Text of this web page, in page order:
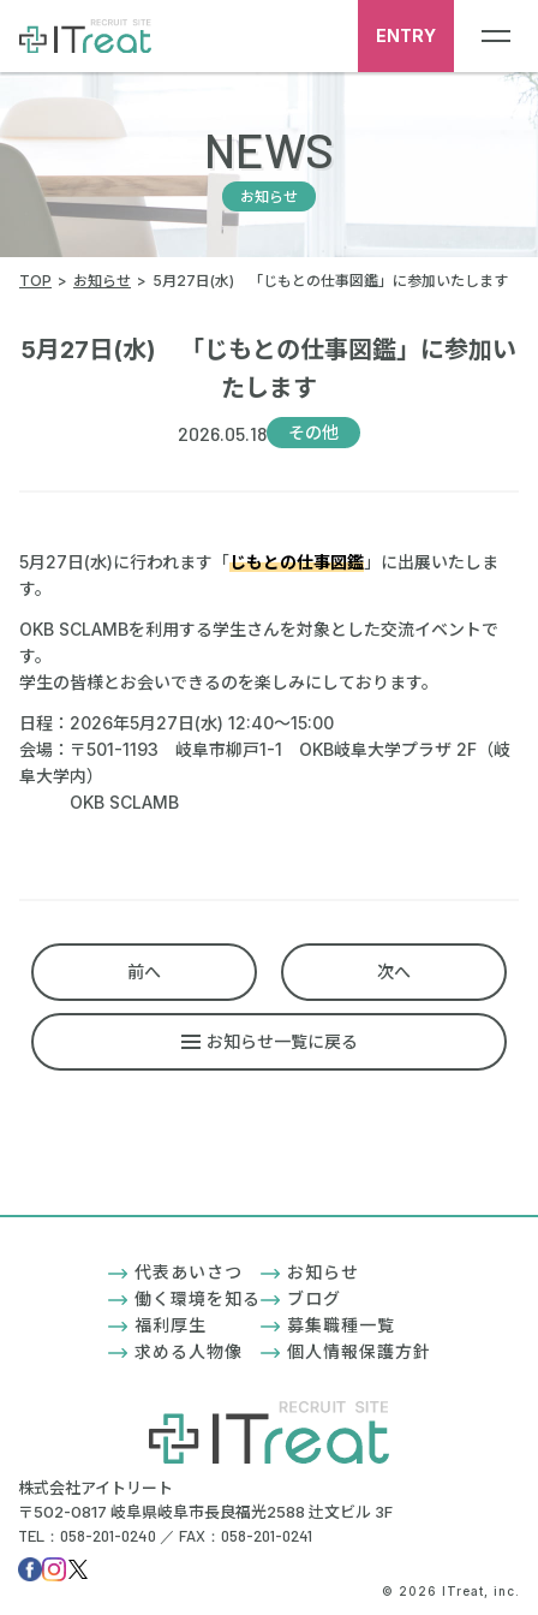
ENTRY
NEWS
お知らせ
TOP お知らせ 5月27日(水) 「じもとの仕事図鑑」に参加いたします
5月27日(水) 「じもとの仕事図鑑」に参加い
たします
2026.05.18 その他
5月27日(水)に行われます「じもとの仕事図鑑」に出展いたしま
す。
OKB SCLAMBを利用する学生さんを対象とした交流イベントで
す。
学生の皆様とお会いできるのを楽しみにしております。
日程：2026年5月27日(水) 12:40～15:00
会場：〒501-1193 岐阜市柳戸1-1 OKB岐阜大学プラザ 2F（岐
阜大学内）
OKB SCLAMB
前へ
お知らせ一覧に戻る
次へ
株式会社アイトリート
〒502-0817 岐阜県岐阜市長良福光2588 辻文ビル 3F
TEL：058-201-0240 ／ FAX：058-201-0241
代表あいさつ
働く環境を知る
福利厚生
求める人物像
お知らせ
ブログ
募集職種一覧
個人情報保護方針
© 2026 ITreat, inc.